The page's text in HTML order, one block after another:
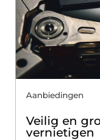
Aanbiedingen
Veilig en
vernietigen